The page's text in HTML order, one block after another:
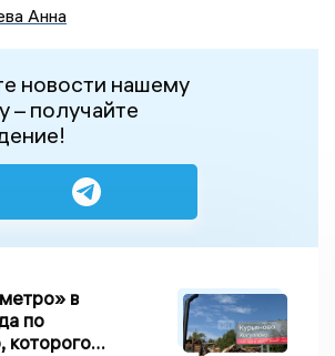
Анна
новости нашему
получайте
в
по
которого